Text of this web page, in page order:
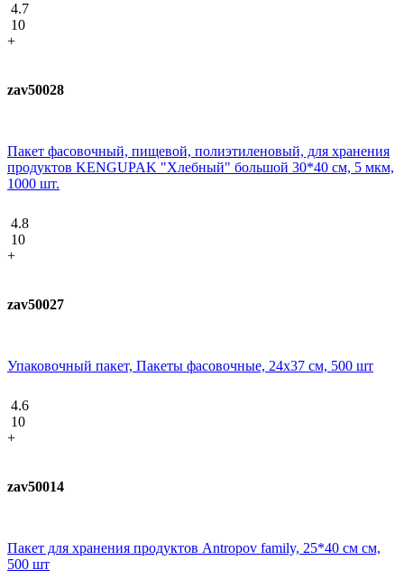
4.7
10
+
zav50028
Пакет фасовочный, пищевой, полиэтиленовый, для хранения
продуктов KENGUPAK "Хлебный" большой 30*40 см, 5 мкм,
1000 шт.
4.8
10
+
zav50027
Упаковочный пакет, Пакеты фасовочные, 24x37 см, 500 шт
4.6
10
+
zav50014
Пакет для хранения продуктов Antropov family, 25*40 см см,
500 шт